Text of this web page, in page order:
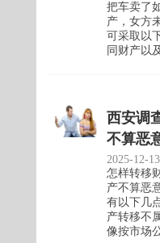
把车卖了
产，女方
可采取以
同财产以
西安调
不算恶
2025-12-13
怎样转移
产不算恶
有以下几
产转移不
像按市场